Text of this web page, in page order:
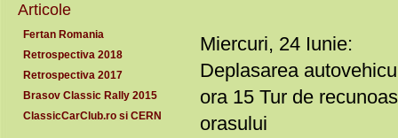
Articole
Fertan Romania
Retrospectiva 2018
Retrospectiva 2017
Brasov Classic Rally 2015
ClassicCarClub.ro si CERN
Miercuri, 24 Iunie:
Deplasarea
ora 15 Tur de
orasului